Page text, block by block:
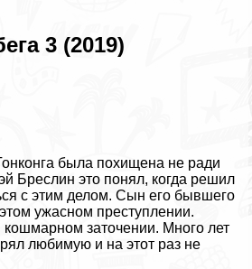
3 (2019)
была похищена не ради
Бреслин это понял, когда решил
с этим делом. Сын его бывшего
ужасном преступлении.
заточении. Много лет
любимую и на этот раз не